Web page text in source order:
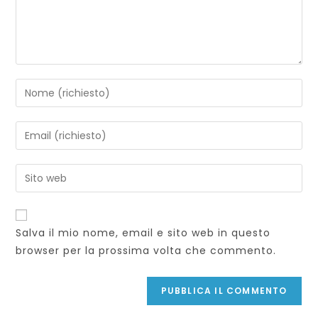
Inserisci
il
tuo
nome
nome
utente
per
commentare
Inserisci
il
tuo
indirizzo
per
commentare
Inserisci
l'URL
del
sito
web
(facoltativo)
Salva il mio nome, email e sito web in questo
browser per la prossima volta che commento.